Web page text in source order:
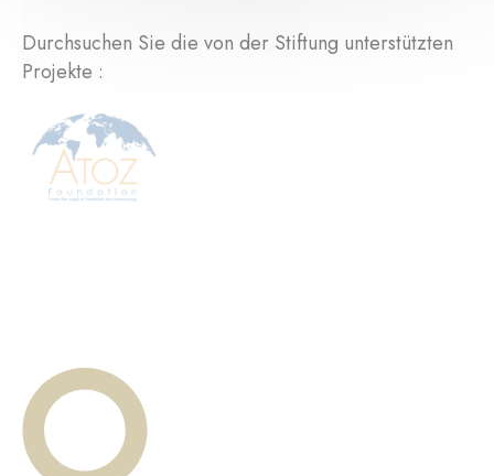
Durchsuchen Sie die von der Stiftung unterstützten
Projekte :